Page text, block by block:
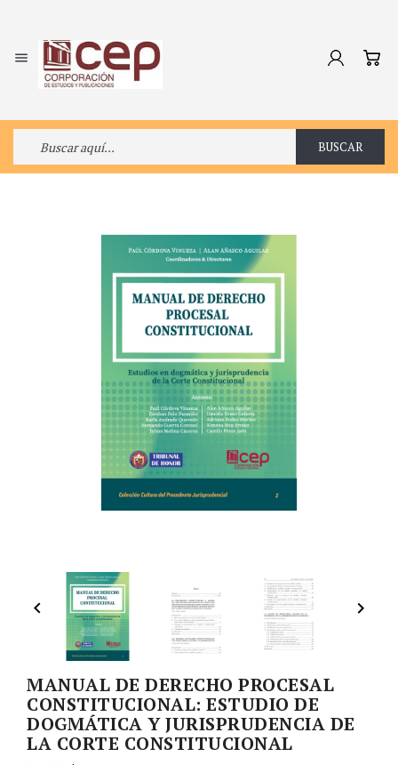

BUSCAR
 
MANUAL DE DERECHO PROCESAL
CONSTITUCIONAL: ESTUDIO DE
DOGMÁTICA Y JURISPRUDENCIA DE
LA CORTE CONSTITUCIONAL